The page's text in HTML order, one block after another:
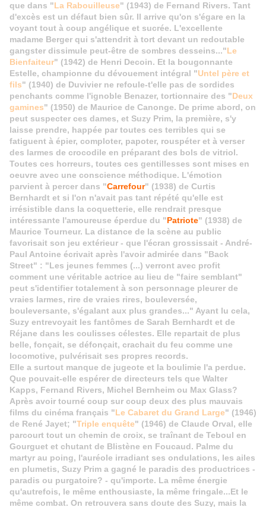
que dans "La Rabouilleuse" (1943) de Fernand Rivers. Tant
d'excès est un défaut bien sûr. Il arrive qu'on s'égare en la
voyant tout à coup angélique et sucrée. L'excellente
madame Berger qui s'attendrit à tort devant un redoutable
gangster dissimule peut-être de sombres desseins..."Le
Bienfaiteur" (1942) de Henri Decoin. Et la bougonnante
Estelle, championne du dévouement intégral "Untel père et
fils" (1940) de Duvivier ne refoule-t'elle pas de sordides
penchants comme l'ignoble Benazer, tortionnaire des "Deux
gamines" (1950) de Maurice de Canonge. De prime abord, on
peut suspecter ces dames, et Suzy Prim, la première, s'y
laisse prendre, happée par toutes ces terribles qui se
fatiguent à épier, comploter, papoter, rouspéter et à verser
des larmes de crocodile en préparant des bols de vitriol.
Toutes ces horreurs, toutes ces gentillesses sont mises en
oeuvre avec une conscience méthodique. L'émotion
parvient à percer dans "Carrefour" (1938) de Curtis
Bernhardt et si l'on n'avait pas tant répété qu'elle est
irrésistible dans la coquetterie, elle rendrait presque
intéressante l'amoureuse éperdue du "Patriote" (1938) de
Maurice Tourneur. La distance de la scène au public
favorisait son jeu extérieur - que l'écran grossissait - André-
Paul Antoine écrivait après l'avoir admirée dans "Back
Street" : "Les jeunes femmes (...) verront avec profit
comment une véritable actrice au lieu de "faire semblant"
peut s'identifier totalement à son personnage pleurer de
vraies larmes, rire de vraies rires, bouleversée,
bouleversante, s'égalant aux plus grandes..." Ayant lu cela,
Suzy entrevoyait les fantômes de Sarah Bernhardt et de
Réjane dans les coulisses célestes. Elle repartait de plus
belle, fonçait, se défonçait, crachait du feu comme une
locomotive, pulvérisait ses propres records.
Elle a surtout manque de jugeote et la boulimie l'a perdue.
Que pouvait-elle espérer de directeurs tels que Walter
Kapps, Fernand Rivers, Michel Bernheim ou Max Glass?
Après avoir tourné coup sur coup deux des plus mauvais
films du cinéma français "Le Cabaret du Grand Large" (1946)
de René Jayet; "Triple enquête" (1946) de Claude Orval, elle
parcourt tout un chemin de croix, se traînant de Teboul en
Gourguet et chutant de Blistène en Foucaud. Palme du
martyr au poing, l'auréole irradiant ses ondulations, les ailes
en plumetis, Suzy Prim a gagné le paradis des productrices -
paradis ou purgatoire? - qu'importe. La même énergie
qu'autrefois, le même enthousiaste, la même fringale...Et le
même combat. On retrouvera sans doute des Suzy, mais la